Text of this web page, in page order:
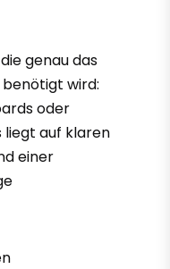
genau das
wird:
oder
liegt auf klaren
einer